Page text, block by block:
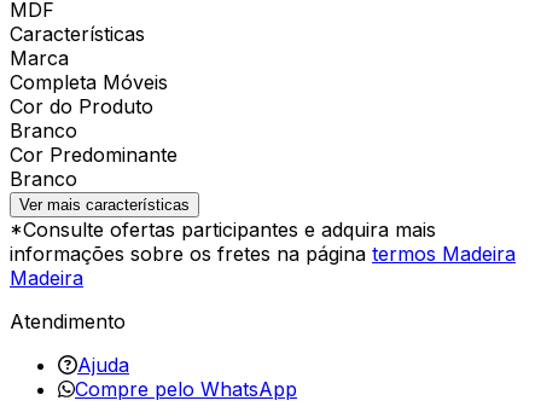
MDF
Características
Marca
Completa Móveis
Cor do Produto
Branco
Cor Predominante
Branco
Ver mais características
*Consulte ofertas participantes e adquira mais
informações sobre os fretes na página termos Madeira
Madeira
Atendimento
Ajuda
Compre pelo WhatsApp